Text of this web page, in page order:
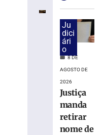
estreia
com
vitória
Campeonato
Catarinense
Ju
dici
ári
o
8 DE
AGOSTO DE
2026
Justiça
manda
retirar
nome de